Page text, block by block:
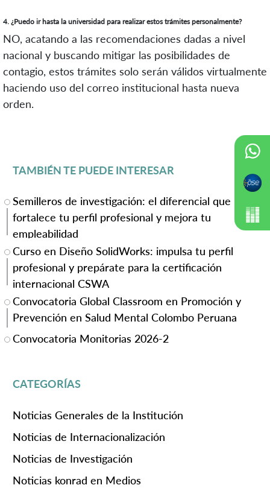
4. ¿Puedo ir hasta la universidad para realizar estos trámites personalmente?
NO, acatando a las recomendaciones dadas a nivel
nacional y buscando mitigar las posibilidades de
contagio, estos trámites solo serán válidos virtualmente
haciendo uso del correo institucional hasta nueva
orden.
TAMBIÉN TE PUEDE INTERESAR
Semilleros de investigación: el diferencial que
fortalece tu perfil profesional y mejora tu
empleabilidad
Curso en Diseño SolidWorks: impulsa tu perfil
profesional y prepárate para la certificación
internacional CSWA
Convocatoria Global Classroom en Promoción y
Prevención en Salud Mental Colombo Peruana
Convocatoria Monitorias 2026-2
CATEGORÍAS
Noticias Generales de la Institución
Noticias de Internacionalización
Noticias de Investigación
Noticias konrad en Medios